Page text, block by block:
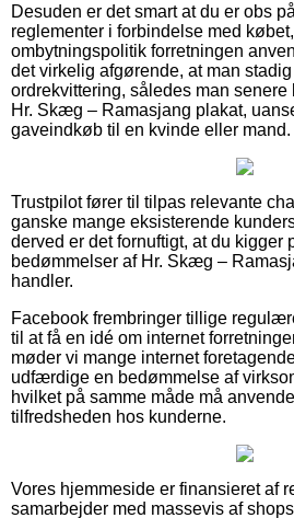
Desuden er det smart at du er obs
reglementer i forbindelse med
ombytningspolitik forretningen
det virkelig afgørende, at man
ordrekvittering, således man
Hr. Skæg – Ramasjang plakat,
gaveindkøb til en kvinde eller mand.
Trustpilot fører til tilpas relevante
ganske mange eksisterende
derved er det fornuftigt, at du kigger
bedømmelser af Hr. Skæg –
handler.
Facebook frembringer tillige
til at få en idé om internet
møder vi mange internet
udfærdige en bedømmelse af
hvilket på samme måde må
tilfredsheden hos kunderne.
Vores hjemmeside er finansieret af
samarbejder med massevis af